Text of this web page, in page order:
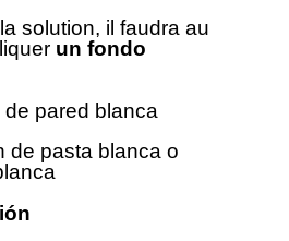
solution, il faudra au
un fondo
de pared blanca
de pasta blanca o